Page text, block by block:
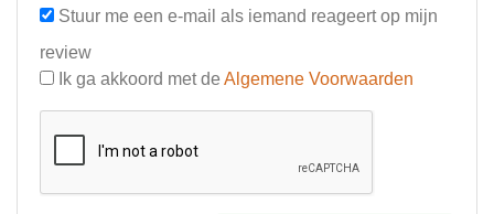
Stuur me een e-mail als iemand reageert op mijn
review
Ik ga akkoord met de Algemene Voorwaarden